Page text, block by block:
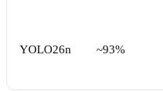
YOLO26n ~93%